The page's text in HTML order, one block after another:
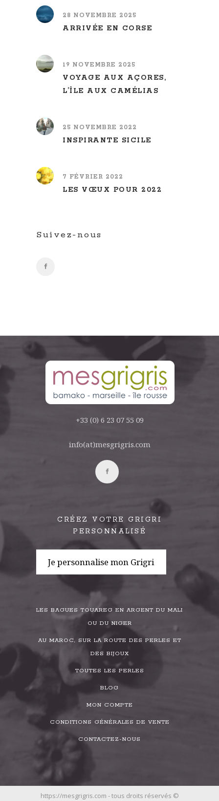
28 NOVEMBRE 2025
ARRIVÉE EN CORSE
19 NOVEMBRE 2025
VOYAGE AUX AÇORES,
L’ÎLE AUX CAMÉLIAS
25 NOVEMBRE 2022
INSPIRANTE SICILE
7 FÉVRIER 2022
LES VŒUX POUR 2022
Suivez-nous
+33 (0) 6 23 07 55 09
info(at)mesgrigris.com
CRÉEZ VOTRE GRIGRI
PERSONNALISÉ
Je personnalise mon Grigri
LES BAGUES TOUAREG EN ARGENT DU MALI
OU DU NIGER
AU MAROC, SUR LA ROUTE DES PERLES ET
DES BIJOUX
TOUTES LES PERLES
BLOG
MON COMPTE
CONDITIONS GÉNÉRALES DE VENTE
CONTACTEZ-NOUS
https://mesgrigris.com - tous droits réservés ©